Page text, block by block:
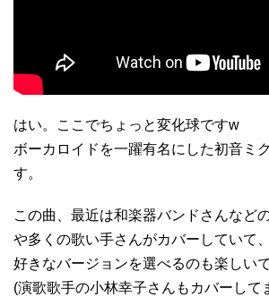
はい。ここでちょっと変化球ですw
ボーカロイドを一躍有名にした初音ミ
す。
この曲、最近は和楽器バンドさんなど
や多くの歌い手さんがカバーしていて、
好きなバージョンを選べるのも楽しい
(演歌歌手の小林幸子さんもカバーして